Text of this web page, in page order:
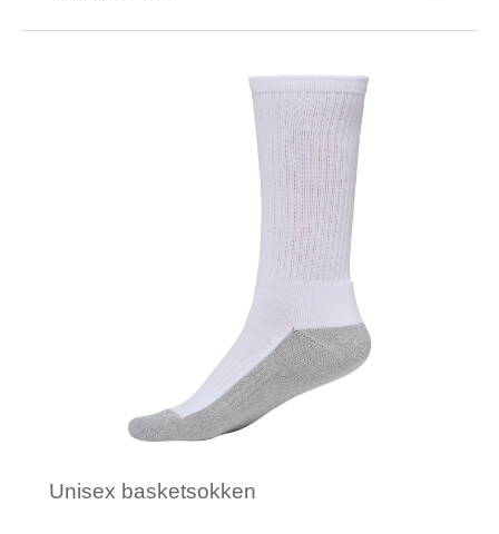
Minimale afname: 50
Unisex basketsokken